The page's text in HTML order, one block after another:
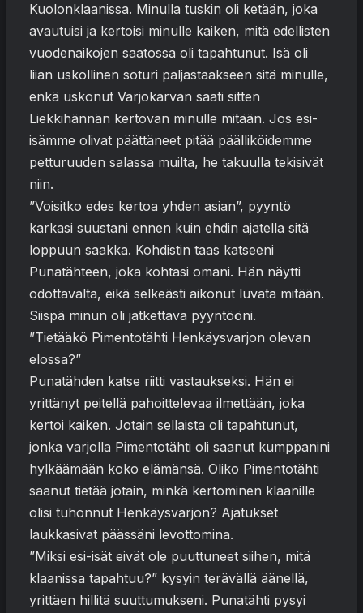
Kuolonklaanissa. Minulla tuskin oli ketään, joka
avautuisi ja kertoisi minulle kaiken, mitä edellisten
vuodenaikojen saatossa oli tapahtunut. Isä oli
liian uskollinen soturi paljastaakseen sitä minulle,
enkä uskonut Varjokarvan saati sitten
Liekkihännän kertovan minulle mitään. Jos esi-
isämme olivat päättäneet pitää päälliköidemme
petturuuden salassa muilta, he takuulla tekisivät
niin.
”Voisitko edes kertoa yhden asian”, pyyntö
karkasi suustani ennen kuin ehdin ajatella sitä
loppuun saakka. Kohdistin taas katseeni
Punatähteen, joka kohtasi omani. Hän näytti
odottavalta, eikä selkeästi aikonut luvata mitään.
Siispä minun oli jatkettava pyyntööni.
”Tietääkö Pimentotähti Henkäysvarjon olevan
elossa?”
Punatähden katse riitti vastaukseksi. Hän ei
yrittänyt peitellä pahoittelevaa ilmettään, joka
kertoi kaiken. Jotain sellaista oli tapahtunut,
jonka varjolla Pimentotähti oli saanut kumppanini
hylkäämään koko elämänsä. Oliko Pimentotähti
saanut tietää jotain, minkä kertominen klaanille
olisi tuhonnut Henkäysvarjon? Ajatukset
laukkasivat päässäni levottomina.
”Miksi esi-isät eivät ole puuttuneet siihen, mitä
klaanissa tapahtuu?” kysyin terävällä äänellä,
yrittäen hillitä suuttumukseni. Punatähti pysyi